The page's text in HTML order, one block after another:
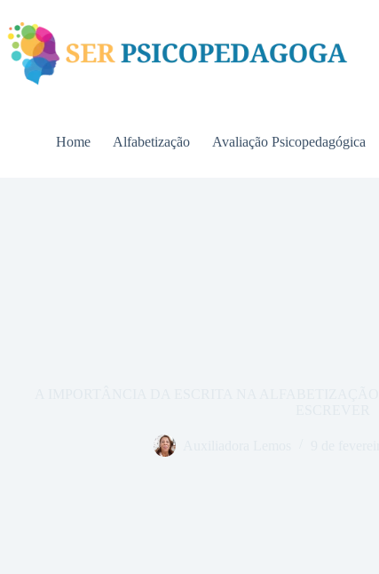
para
conteúdo
Home Alfabetização Avaliação Psicopedagógica